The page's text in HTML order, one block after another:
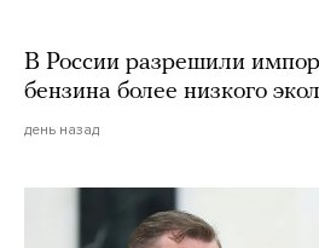
В России разрешили
бензина более низкого
день назад